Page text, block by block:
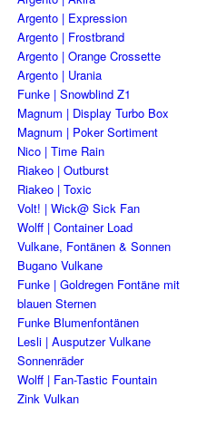
Argento | Expression
Argento | Frostbrand
Argento | Orange Crossette
Argento | Urania
Funke | Snowblind Z1
Magnum | Display Turbo Box
Magnum | Poker Sortiment
Nico | Time Rain
Riakeo | Outburst
Riakeo | Toxic
Volt! | Wick@ Sick Fan
Wolff | Container Load
Vulkane, Fontänen & Sonnen
Bugano Vulkane
Funke | Goldregen Fontäne mit
blauen Sternen
Funke Blumenfontänen
Lesli | Ausputzer Vulkane
Sonnenräder
Wolff | Fan-Tastic Fountain
Zink Vulkan